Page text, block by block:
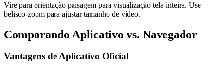
Vire para orientação paisagem para visualização tela-inteira. Use
belisco-zoom para ajustar tamanho de vídeo.
Comparando Aplicativo vs. Navegador
Vantagens de Aplicativo Oficial